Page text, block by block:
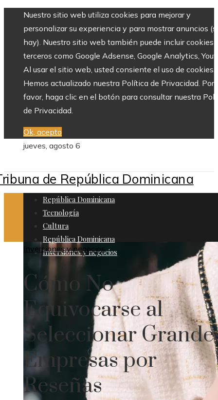
Nuestro sitio web utiliza cookies para mejorar y
personalizar su experiencia y para mostrar anuncios
hay). Nuestro sitio web también puede incluir cookies
terceros como Google Adsense, Google Analytics,
Al usar el sitio web, usted consiente el uso de cookies.
Hemos actualizado nuestra Política de Privacidad. Por
favor, haga clic en el botón para consultar nuestra
de Privacidad.
Ok, acepto
jueves, agosto 6
República Dominicana
Tecnología
Cultura
República Dominicana
Inversiones y negocios
Inversiones y negocios
Cómo No
Equivocarse al
Seleccionar
Empresas por
Reseñas